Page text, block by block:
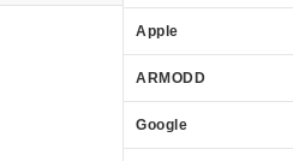
Apple
ARMODD
Google